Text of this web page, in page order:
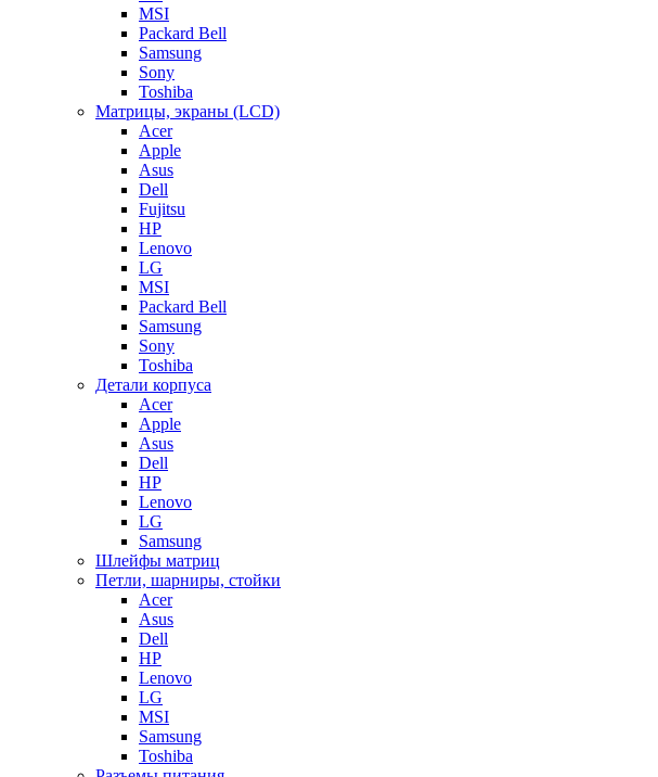
MSI
Packard Bell
Samsung
Sony
Toshiba
Матрицы, экраны (LCD)
Acer
Apple
Asus
Dell
Fujitsu
HP
Lenovo
LG
MSI
Packard Bell
Samsung
Sony
Toshiba
Детали корпуса
Acer
Apple
Asus
Dell
HP
Lenovo
LG
Samsung
Шлейфы матриц
Петли, шарниры, стойки
Acer
Asus
Dell
HP
Lenovo
LG
MSI
Samsung
Toshiba